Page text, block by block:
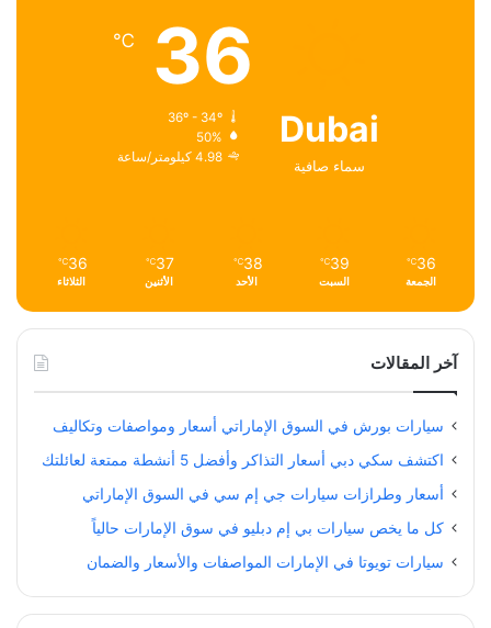
Dubai
سماء صافية
36
℃
36º - 34º
50%
4.98 كيلومتر/ساعة
36
℃
الجمعة
39
℃
السبت
38
℃
الأحد
37
℃
الأثنين
36
℃
الثلاثاء
آخر المقالات
سيارات بورش في السوق الإماراتي أسعار ومواصفات وتكاليف
اكتشف سكي دبي أسعار التذاكر وأفضل 5 أنشطة ممتعة لعائلتك
أسعار وطرازات سيارات جي إم سي في السوق الإماراتي
كل ما يخص سيارات بي إم دبليو في سوق الإمارات حالياً
سيارات تويوتا في الإمارات المواصفات والأسعار والضمان